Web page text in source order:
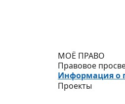
МОЁ ПРАВО
Правовое
Информация о
Проекты